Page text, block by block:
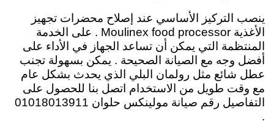
ينصب التركيز الأساسي عند إصلاح محضرات تجهيز
الأغذية Moulinex food processor . على الخدمة
المنتظمة التي يمكن أن تساعد الجهاز في الأداء على
أفضل وجه مع الصيانة الصحيحة . يمكن بسهولة تجنب
عطل شائع مثل رولمان البلي الذي يحدث بشكل عام
مع وقت طويل من الاستخدام اتصل بنا للحصول على
التفاصيل رقم صيانة مولينكس حلوان 01018013911
.